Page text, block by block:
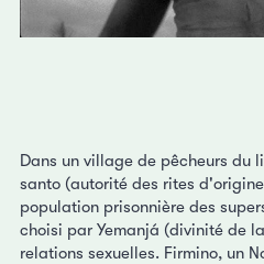
Dans un village de pêcheurs du
santo (autorité des rites
population prisonnière des
choisi par Yemanjá (divinité de
relations sexuelles. Firmino, un